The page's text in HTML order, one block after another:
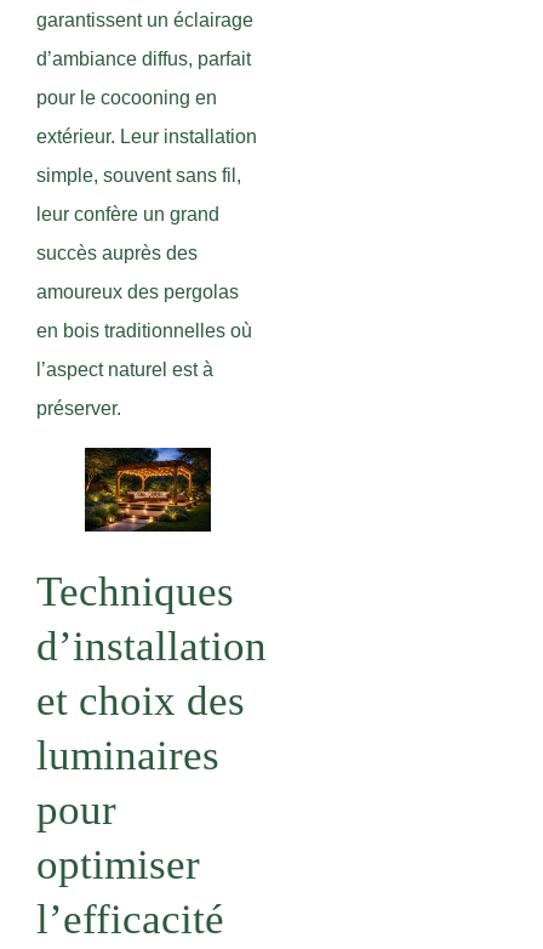
garantissent un éclairage
d’ambiance diffus, parfait
pour le cocooning en
extérieur. Leur installation
simple, souvent sans fil,
leur confère un grand
succès auprès des
amoureux des pergolas
en bois traditionnelles où
l’aspect naturel est à
préserver.
Techniques
d’installation
et choix des
luminaires
pour
optimiser
l’efficacité